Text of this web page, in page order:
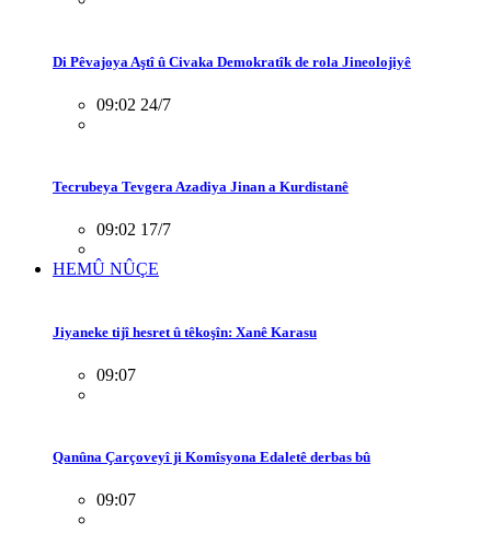
Di Pêvajoya Aştî û Civaka Demokratîk de rola Jineolojiyê
09:02 24/7
Tecrubeya Tevgera Azadiya Jinan a Kurdistanê
09:02 17/7
HEMÛ NÛÇE
Jiyaneke tijî hesret û têkoşîn: Xanê Karasu
09:07
Qanûna Çarçoveyî ji Komîsyona Edaletê derbas bû
09:07